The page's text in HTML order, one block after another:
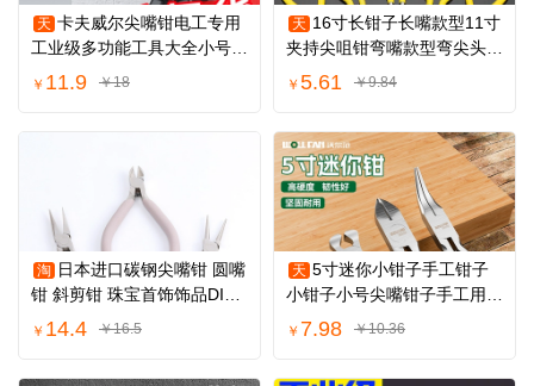
天 卡夫威尔尖嘴钳电工专用
工业级多功能工具大全小号6
寸8寸钢丝钳子
￥ 11.9 ￥18
天 16寸长钳子长嘴款型11寸
夹持尖咀钳弯嘴款型弯尖头钳
加长尖嘴款型
￥ 5.61 ￥9.84
淘 日本进口碳钢尖嘴钳 圆嘴
钳 斜剪钳 珠宝首饰饰品DIY
手工工具钳
￥ 14.4 ￥16.5
天 5寸迷你小钳子手工钳子
小钳子小号尖嘴钳子手工用弯
圆嘴钳多功能
￥ 7.98 ￥10.36